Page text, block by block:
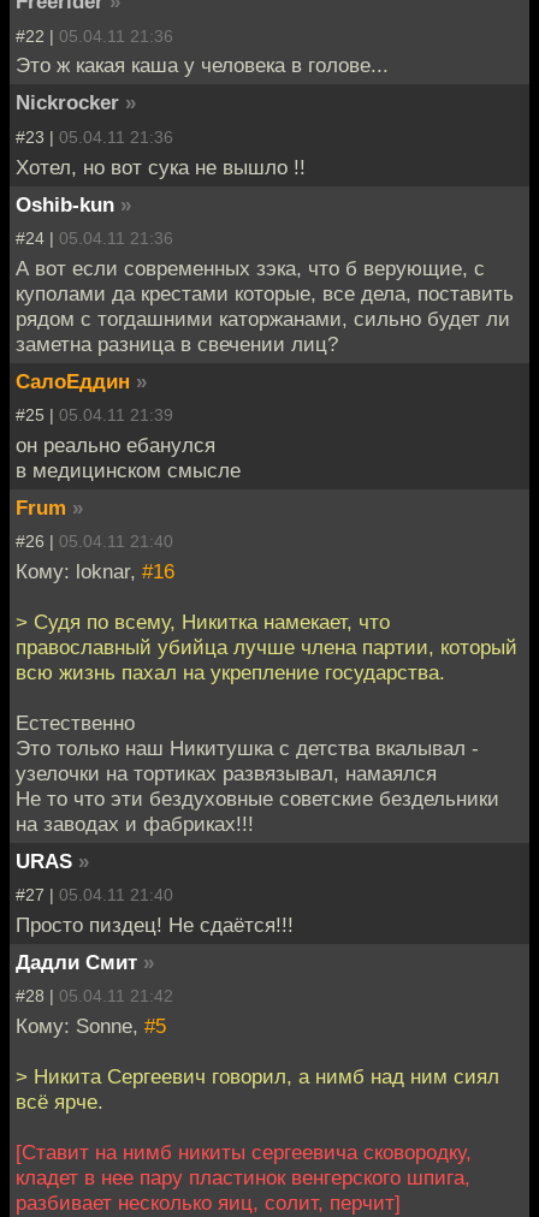
#22 | 05.04.11 21:36
Это ж какая каша у человека в голове...
Nickrocker »
#23 | 05.04.11 21:36
Хотел, но вот сука не вышло !!
Oshib-kun »
#24 | 05.04.11 21:36
А вот если современных зэка, что б верующие, с
куполами да крестами которые, все дела, поставить
рядом с тогдашними каторжанами, сильно будет ли
заметна разница в свечении лиц?
СалоЕддин »
#25 | 05.04.11 21:39
он реально ебанулся
в медицинском смысле
Frum »
#26 | 05.04.11 21:40
Кому: loknar, #16
> Судя по всему, Никитка намекает, что
православный убийца лучше члена партии, который
всю жизнь пахал на укрепление государства.
Естественно
Это только наш Никитушка с детства вкалывал -
узелочки на тортиках развязывал, намаялся
Не то что эти бездуховные советские бездельники
на заводах и фабриках!!!
URAS »
#27 | 05.04.11 21:40
Просто пиздец! Не сдаётся!!!
Дадли Смит »
#28 | 05.04.11 21:42
Кому: Sonne, #5
> Никита Сергеевич говорил, а нимб над ним сиял
всё ярче.
[Ставит на нимб никиты сергеевича сковородку,
кладет в нее пару пластинок венгерского шпига,
разбивает несколько яиц, солит, перчит]